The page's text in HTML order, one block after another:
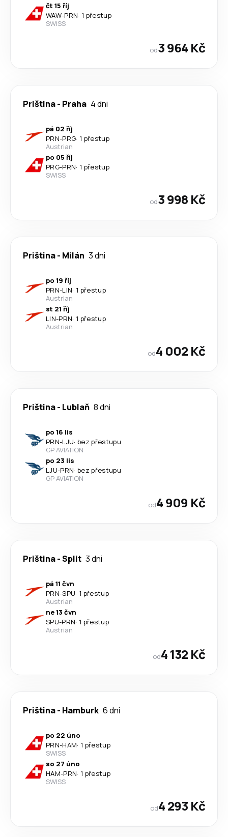
čt 15 říj
WAW-PRN· 1 přestup
SWISS
od3 964 Kč
Priština- Praha 4 dni
pá 02 říj
PRN-PRG· 1 přestup
Austrian
po 05 říj
PRG-PRN· 1 přestup
SWISS
od3 998 Kč
Priština- Milán 3 dni
po 19 říj
PRN-LIN· 1 přestup
Austrian
st 21 říj
LIN-PRN· 1 přestup
Austrian
od4 002 Kč
Priština- Lublaň 8 dni
po 16 lis
PRN-LJU· bez přestupu
GP AVIATION
po 23 lis
LJU-PRN· bez přestupu
GP AVIATION
od4 909 Kč
Priština-Split 3 dni
pá 11 čvn
PRN-SPU· 1 přestup
Austrian
ne 13 čvn
SPU-PRN· 1 přestup
Austrian
od4 132 Kč
Priština- Hamburk 6 dni
po 22 úno
PRN-HAM· 1 přestup
SWISS
so 27 úno
HAM-PRN· 1 přestup
SWISS
od4 293 Kč